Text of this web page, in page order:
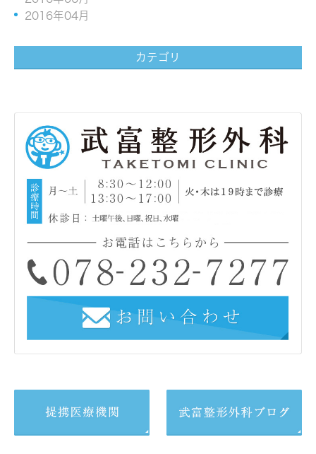
2016年04月
カテゴリ